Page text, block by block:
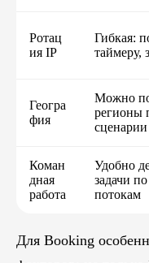
Ротац
ия IP
Гибкая:
таймеру,
Геогра
фия
Можно
регионы
сценарии
Коман
дная
работа
Удобно
задачи
потокам
Для Booking